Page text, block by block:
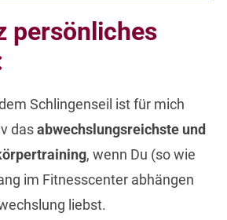
persönliches
Schlingenseil ist für mich
dasabwechslungsreichste und
, wenn Du (so wie
im Fitnesscenter abhängen
liebst.